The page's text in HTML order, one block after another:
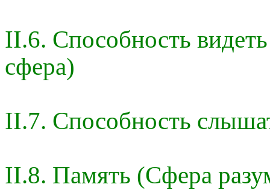
II.6. Способность
сфера)
II.7. Способность
II.8. Память (Сфера